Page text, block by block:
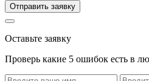
Отправить заявку
Оставьте заявку
Проверь какие 5 ошибок есть в